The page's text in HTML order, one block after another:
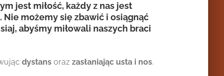
jest miłość, każdy z nas jest
możemy się zbawić i osiągnąć
abyśmy miłowali naszych braci
dystansorazzasłaniając usta i nos.